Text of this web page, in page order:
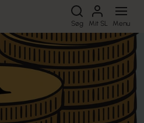
Søg Mit SL Menu
Søg